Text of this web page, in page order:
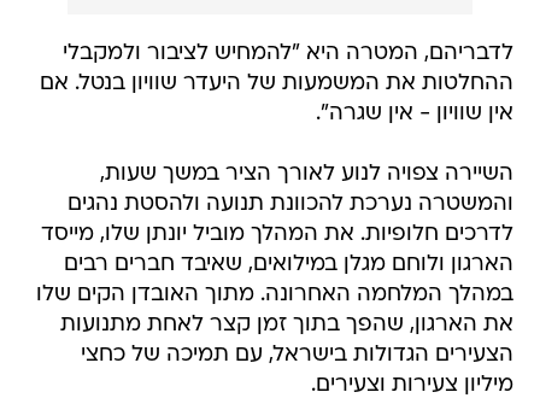
לדבריהם, המטרה היא "להמחיש לציבור ולמקבלי
ההחלטות את המשמעות של היעדר שוויון בנטל. אם
אין שוויון - אין שגרה".
השיירה צפויה לנוע לאורך הציר במשך שעות,
והמשטרה נערכת להכוונת תנועה ולהסטת נהגים
לדרכים חלופיות. את המהלך מוביל יונתן שלו, מייסד
הארגון ולוחם מגלן במילואים, שאיבד חברים רבים
במהלך המלחמה האחרונה. מתוך האובדן הקים שלו
את הארגון, שהפך בתוך זמן קצר לאחת מתנועות
הצעירים הגדולות בישראל, עם תמיכה של כחצי
מיליון צעירות וצעירים.